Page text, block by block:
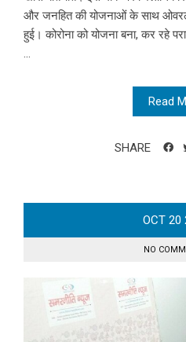
और जनहित की योजनाओं के साथ
हुई। कोरोना को योजना बना, कर रहे
...
Read
SHARE
OCT 20
NO